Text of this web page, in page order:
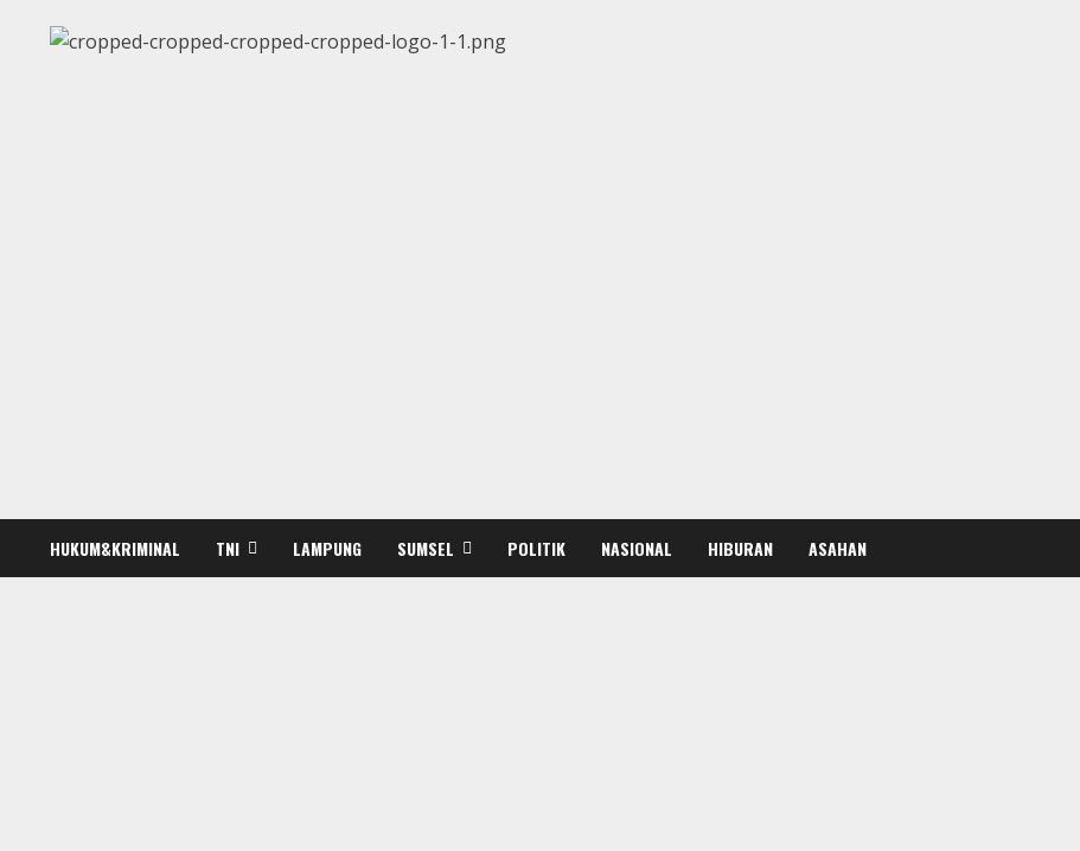
HUKUM&KRIMINAL TNI LAMPUNG SUMSEL POLITIK NASIONAL HIBURAN ASAHAN